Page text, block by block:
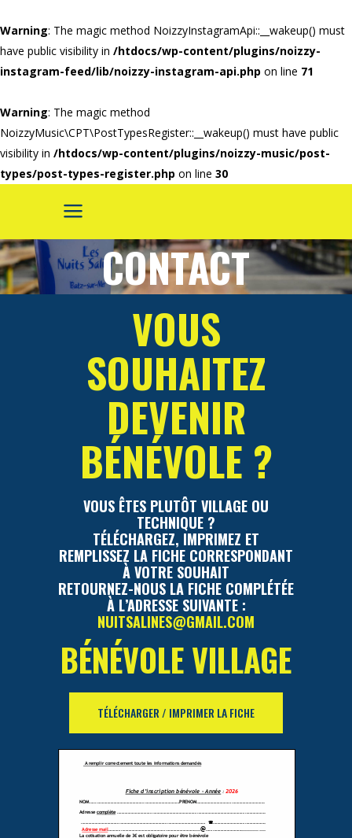
Warning: The magic method NoizzyInstagramApi::__wakeup() must
have public visibility in /htdocs/wp-content/plugins/noizzy-
instagram-feed/lib/noizzy-instagram-api.php on line 71
Warning: The magic method
NoizzyMusic\CPT\PostTypesRegister::__wakeup() must have public
visibility in /htdocs/wp-content/plugins/noizzy-music/post-
types/post-types-register.php on line 30
CONTACT
VOUS
SOUHAITEZ
DEVENIR
BÉNÉVOLE ?
VOUS ÊTES PLUTÔT VILLAGE OU
TECHNIQUE ?
TÉLÉCHARGEZ, IMPRIMEZ ET
REMPLISSEZ LA FICHE CORRESPONDANT
À VOTRE SOUHAIT
RETOURNEZ-NOUS LA FICHE COMPLÉTÉE
À L’ADRESSE SUIVANTE :
NUITSALINES@GMAIL.COM
BÉNÉVOLE VILLAGE
TÉLÉCHARGER / IMPRIMER LA FICHE